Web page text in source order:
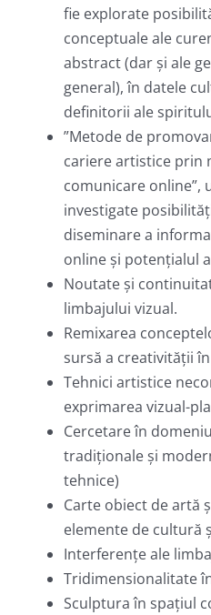
fie explorate
conceptuale ale
abstract (dar și ale
general), în datele
definitorii ale
”Metode de
cariere artistice prin
comunicare online”,
investigate
diseminare a
online și potențialul
Noutate și
limbajului vizual.
Remixarea
sursă a creativității
Tehnici artistice
exprimarea vizual-
Cercetare în
tradiționale și
tehnice)
Carte obiect de artă
elemente de cultură
Interferențe ale
Tridimensionalitate
Sculptura în spațiul